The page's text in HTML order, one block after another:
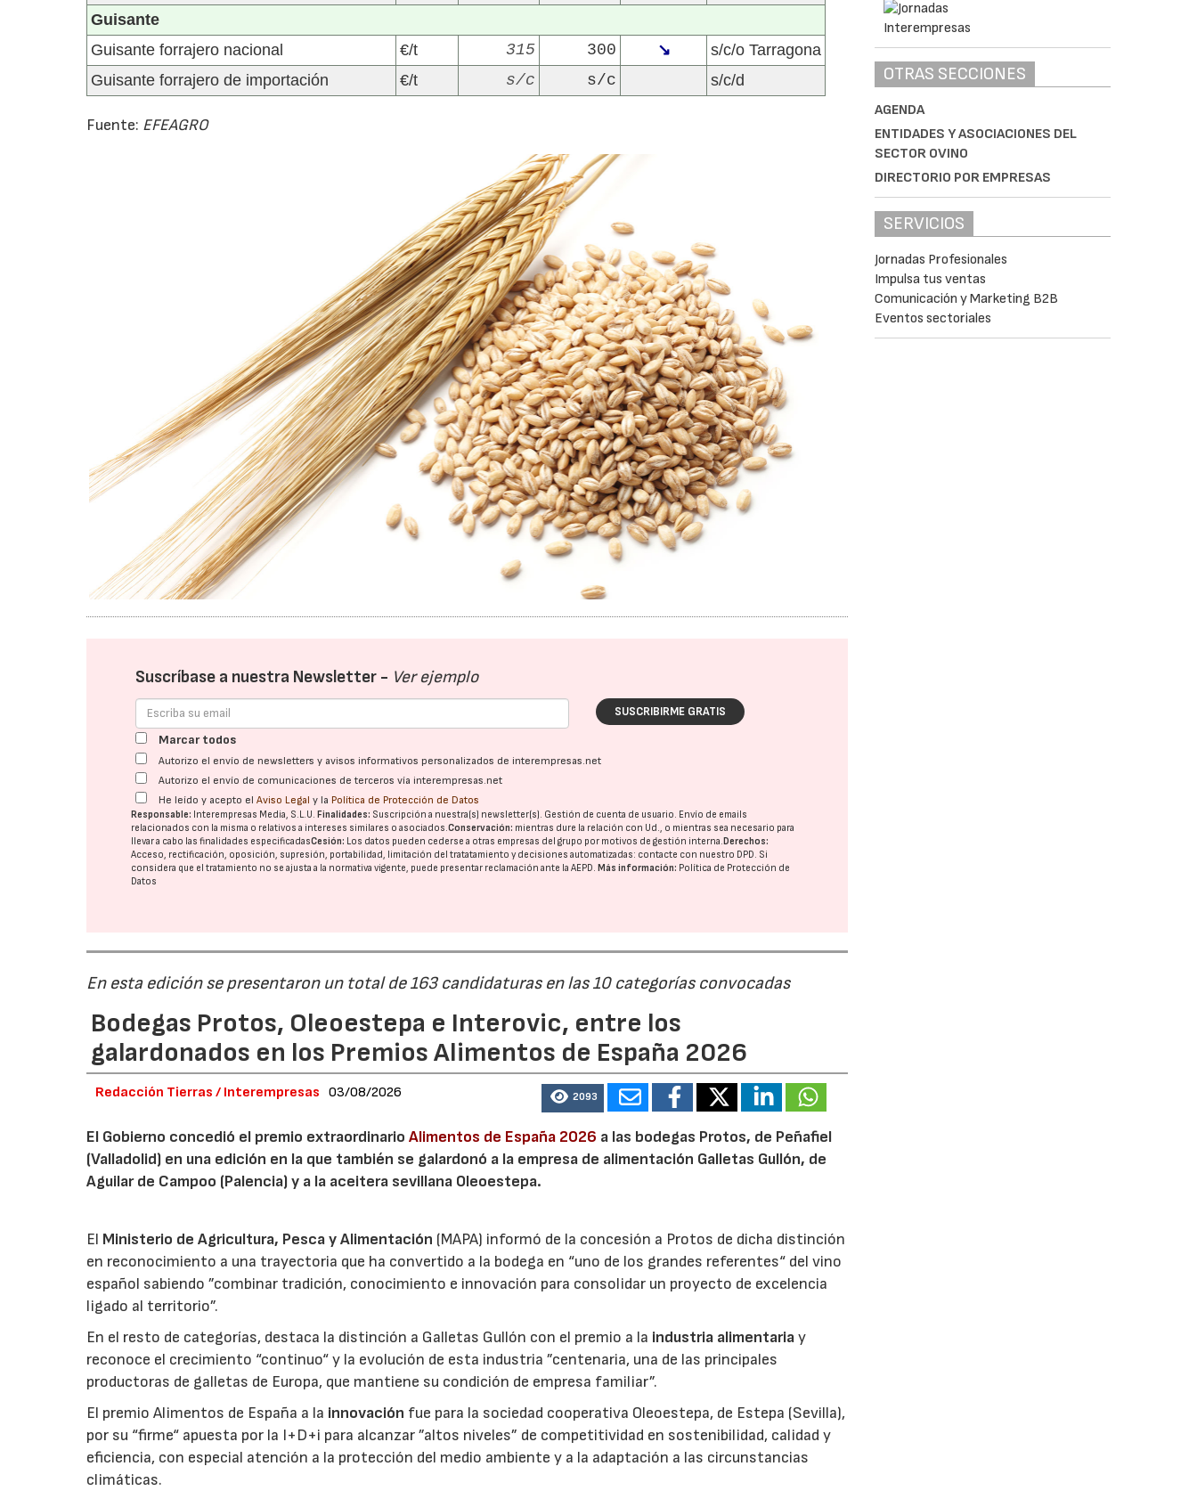
Guisante
Guisante forrajero nacional
€/t 315 300 ↘
s/c/o Tarragona
Guisante forrajero de importación
€/t s/c s/c s/c/d
Fuente: EFEAGRO
Suscríbase a nuestra Newsletter - Ver ejemplo
SUSCRIBIRME GRATIS
Marcar todos
Autorizo el envío de newsletters y avisos informativos personalizados de interempresas.net
Autorizo el envío de comunicaciones de terceros vía interempresas.net
He leído y acepto elAviso Legal y la Política de Protección de Datos
Responsable: Interempresas Media, S.L.U.Finalidades: Suscripción a nuestra(s) newsletter(s). Gestión de cuenta de usuario. Envío de emails
relacionados con la misma o relativos a intereses similares o asociados.Conservación: mientras dure la relación con Ud., o mientras sea necesario para
llevar a cabo las finalidades especificadasCesión: Los datos pueden cederse a otras empresas del grupo por motivos de gestión interna.Derechos:
Acceso, rectificación, oposición, supresión, portabilidad, limitación del tratatamiento y decisiones automatizadas: contacte con nuestro DPD. Si
considera que el tratamiento no se ajusta a la normativa vigente, puede presentar reclamación ante laAEPD.Más información: Política de Protección de
Datos
En esta edición se presentaron un total de 163 candidaturas en las 10 categorías convocadas
Bodegas Protos, Oleoestepa e Interovic, entre los
galardonados en los Premios Alimentos de España 2026
Redacción Tierras / Interempresas 03/08/2026 2093
El Gobierno concedió el premio extraordinarioAlimentos de España 2026 a las bodegas Protos, de Peñafiel
(Valladolid) en una edición en la que también se galardonó a la empresa de alimentación Galletas Gullón, de
Aguilar de Campoo (Palencia) y a la aceitera sevillana Oleoestepa.
El Ministerio de Agricultura, Pesca y Alimentación (MAPA) informó de la concesión a Protos de dicha distinción
en reconocimiento a una trayectoria que ha convertido a la bodega en “uno de los grandes referentes“ del vino
español sabiendo ”combinar tradición, conocimiento e innovación para consolidar un proyecto de excelencia
ligado al territorio”.
En el resto de categorías, destaca la distinción a Galletas Gullón con el premio a la industria alimentariay
reconoce el crecimiento “continuo“ y la evolución de esta industria ”centenaria, una de las principales
productoras de galletas de Europa, que mantiene su condición de empresa familiar”.
El premio Alimentos de España a la innovación fue para la sociedad cooperativa Oleoestepa, de Estepa (Sevilla),
por su “firme“ apuesta por la I+D+i para alcanzar ”altos niveles” de competitividad en sostenibilidad, calidad y
eficiencia, con especial atención a la protección del medio ambiente y a la adaptación a las circunstancias
climáticas.
OTRAS SECCIONES
AGENDA
ENTIDADES Y ASOCIACIONES DEL
SECTOR OVINO
DIRECTORIO POR EMPRESAS
SERVICIOS
Jornadas Profesionales
Impulsa tus ventas
Comunicación y Marketing B2B
Eventos sectoriales